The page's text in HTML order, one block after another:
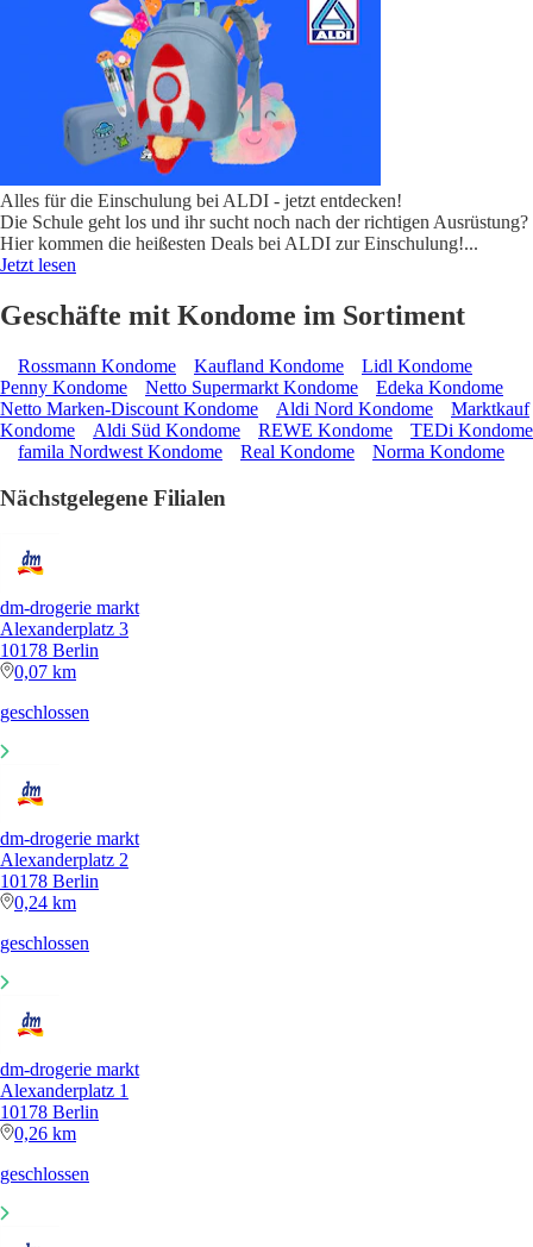
Alles für die Einschulung bei ALDI - jetzt entdecken!
Die Schule geht los und ihr sucht noch nach der richtigen Ausrüstung?
Hier kommen die heißesten Deals bei ALDI zur Einschulung!...
Jetzt lesen
Geschäfte mit Kondome im Sortiment
Rossmann Kondome Kaufland Kondome
Lidl Kondome
Penny Kondome
Netto Supermarkt Kondome
Edeka Kondome
Netto Marken-Discount Kondome
Aldi Nord Kondome
Marktkauf
Kondome
Aldi Süd Kondome REWE Kondome
TEDi Kondome
famila Nordwest Kondome
Real Kondome Norma Kondome
Nächstgelegene Filialen
dm-drogerie markt
Alexanderplatz 3
10178 Berlin
0,07 km
geschlossen
dm-drogerie markt
Alexanderplatz 2
10178 Berlin
0,24 km
geschlossen
dm-drogerie markt
Alexanderplatz 1
10178 Berlin
0,26 km
geschlossen